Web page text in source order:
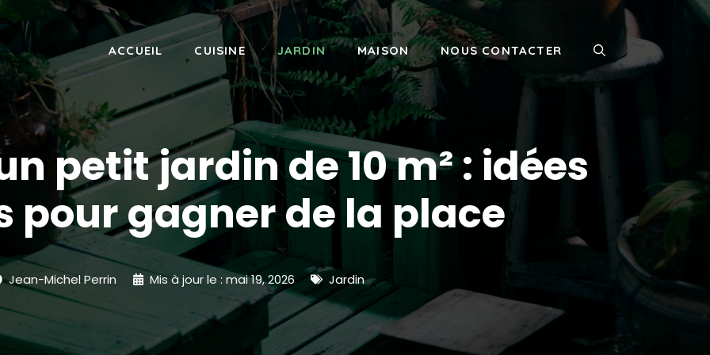
ACCUEIL CUISINE JARDIN MAISON NOUS CONTACTER
petit jardin de 10 m² : idées
pour gagner de la place
Jean-Michel Perrin Mis à jour le :mai 19, 2026 Jardin